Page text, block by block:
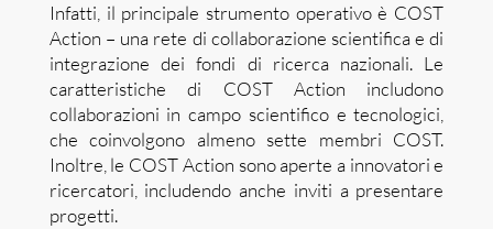
Infatti, il principale strumento operativo è COST
Action – una rete di collaborazione scientifica e di
integrazione dei fondi di ricerca nazionali. Le
caratteristiche di COST Action includono
collaborazioni in campo scientifico e tecnologici,
che coinvolgono almeno sette membri COST.
Inoltre, le COST Action sono aperte a innovatori e
ricercatori, includendo anche inviti a presentare
progetti.